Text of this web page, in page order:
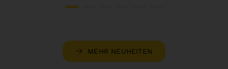
MEHR NEUHEITEN